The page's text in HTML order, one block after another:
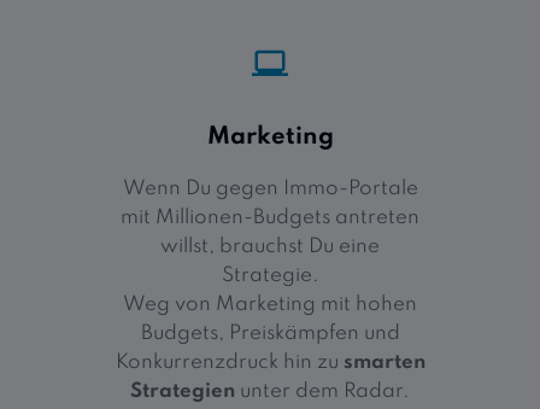
Marketing
Wenn Du gegen Immo-Portale
mit Millionen-Budgets antreten
willst, brauchst Du eine
Strategie.
Weg von Marketing mit hohen
Budgets, Preiskämpfen und
Konkurrenzdruck hin zu smarten
Strategien unter dem Radar.